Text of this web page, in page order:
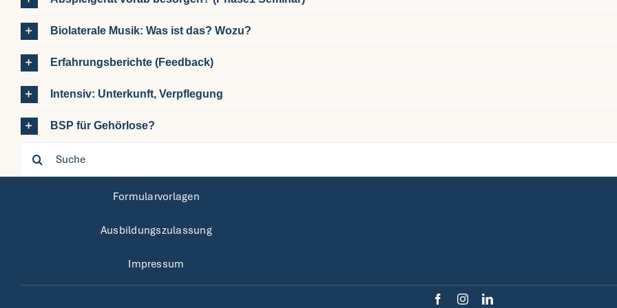
Biolaterale Musik: Was ist das? Wozu?
Erfahrungsberichte (Feedback)
Intensiv: Unterkunft, Verpflegung
BSP für Gehörlose?
Search
for:
Formularvorlagen
Ausbildungszulassung
Impressum